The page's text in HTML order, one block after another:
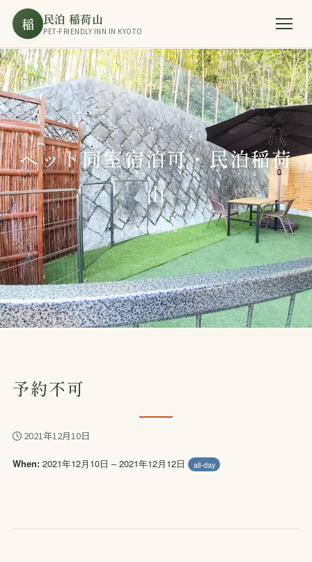
稲 民泊 稲荷山
PET-FRIENDLY INN IN KYOTO
ペット同室宿泊可・民泊稲荷
山
ARCHIVE
予約不可
2021年12月10日
When: 2021年12月10日 – 2021年12月12日 all-day